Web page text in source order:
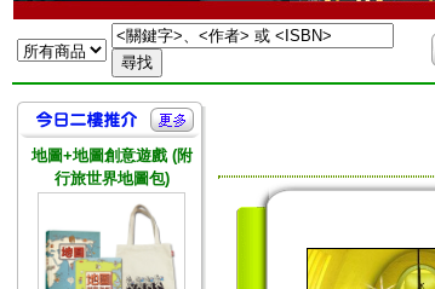
地圖+地圖創意遊戲 (附
行旅世界地圖包)